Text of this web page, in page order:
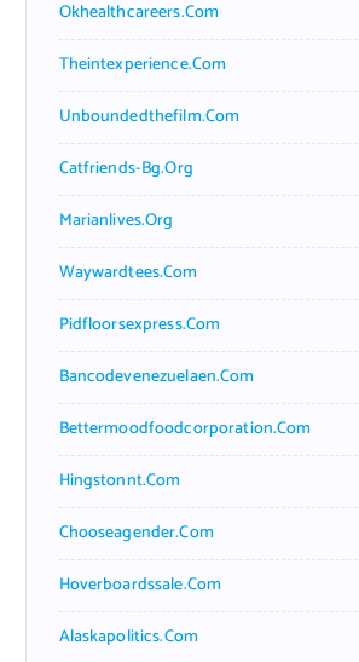
Okhealthcareers.com
Theintexperience.com
Unboundedthefilm.com
Catfriends-Bg.org
Marianlives.org
Waywardtees.com
Pidfloorsexpress.com
Bancodevenezuelaen.com
Bettermoodfoodcorporation.com
Hingstonnt.com
Chooseagender.com
Hoverboardssale.com
Alaskapolitics.com